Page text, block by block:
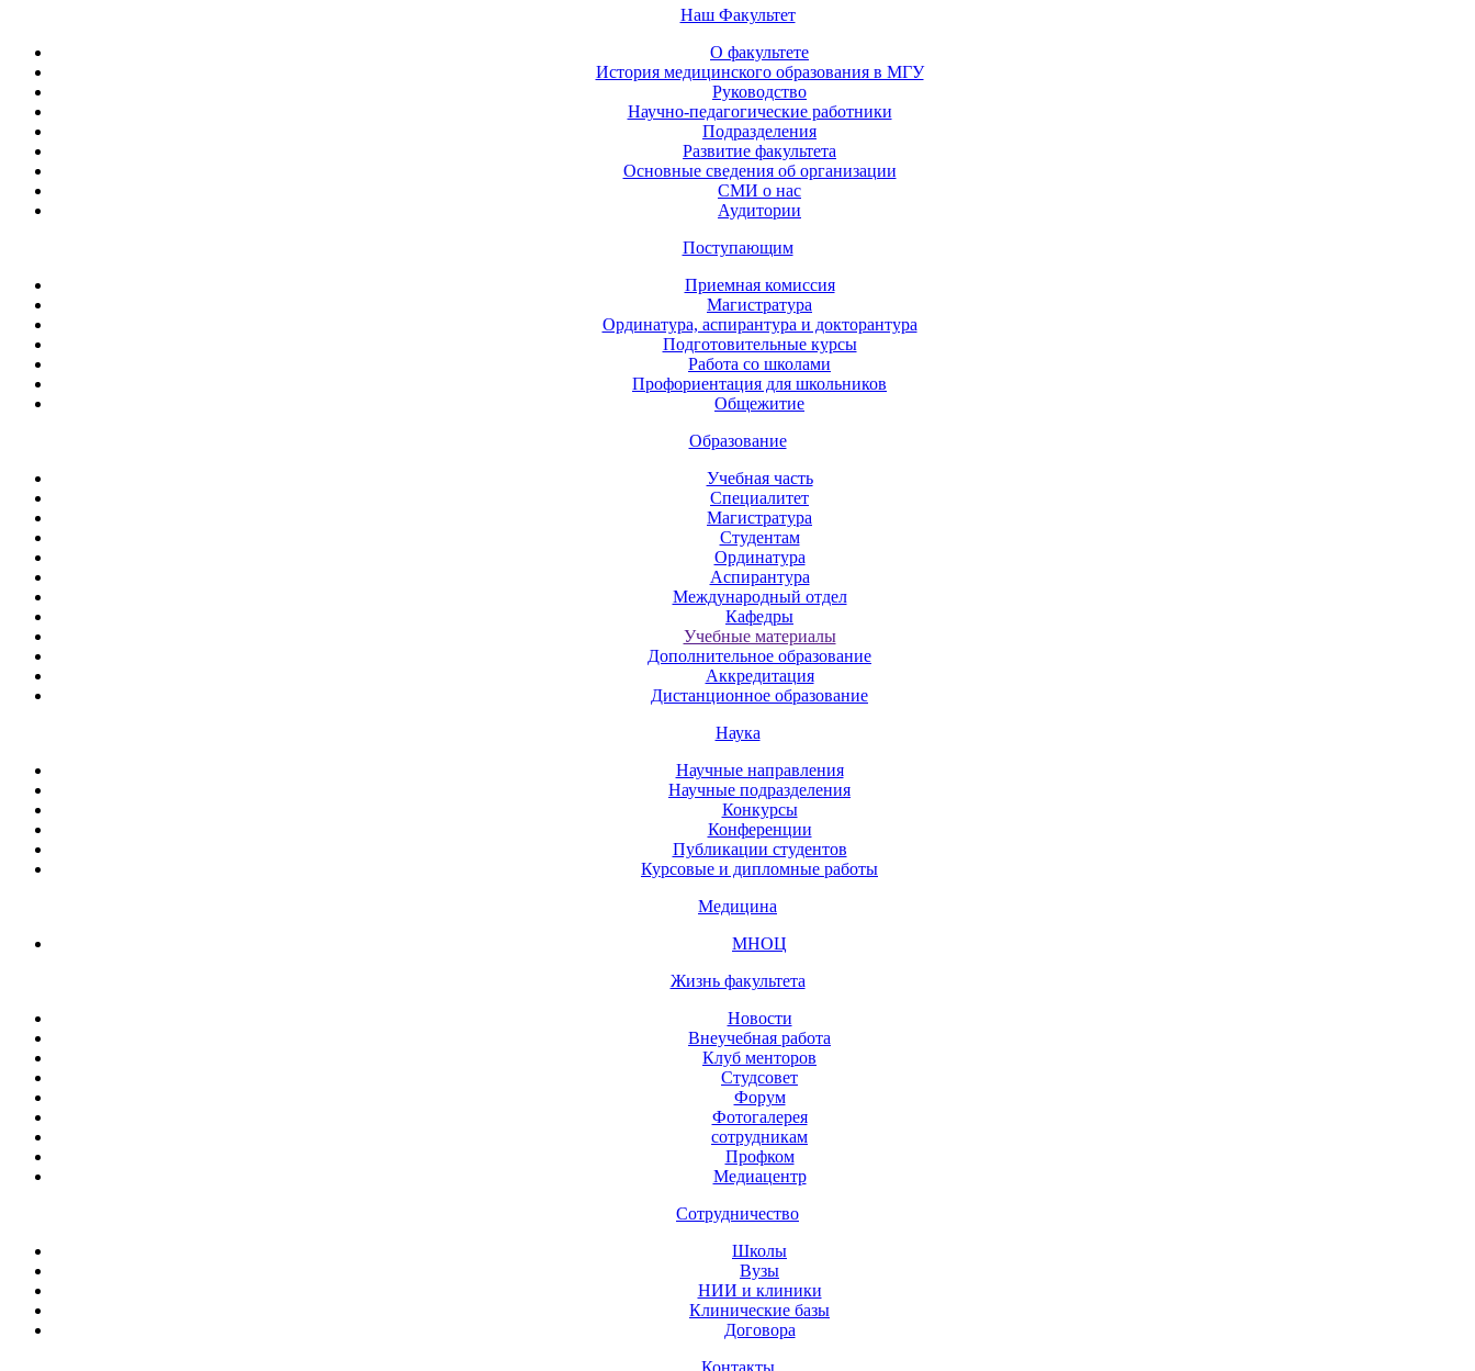
Наш Факультет
О факультете
История медицинского образования в МГУ
Руководство
Научно-педагогические работники
Подразделения
Развитие факультета
Основные сведения об организации
СМИ о нас
Аудитории
Поступающим
Приемная комиссия
Магистратура
Ординатура, аспирантура и докторантура
Подготовительные курсы
Работа со школами
Профориентация для школьников
Общежитие
Образование
Учебная часть
Специалитет
Магистратура
Студентам
Ординатура
Аспирантура
Международный отдел
Кафедры
Учебные материалы
Дополнительное образование
Аккредитация
Дистанционное образование
Наука
Научные направления
Научные подразделения
Конкурсы
Конференции
Публикации студентов
Курсовые и дипломные работы
Медицина
МНОЦ
Жизнь факультета
Новости
Внеучебная работа
Клуб менторов
Студсовет
Форум
Фотогалерея
сотрудникам
Профком
Медиацентр
Сотрудничество
Школы
Вузы
НИИ и клиники
Клинические базы
Договора
Контакты